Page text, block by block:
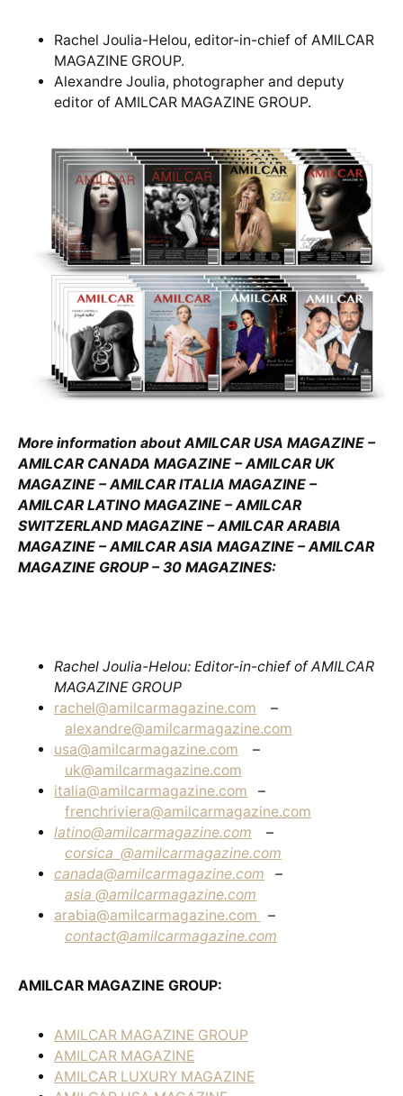
Rachel Joulia-Helou, editor-in-chief of AMILCAR
MAGAZINE GROUP.
Alexandre Joulia, photographer and deputy
editor of AMILCAR MAGAZINE GROUP.
More information about AMILCAR USA MAGAZINE –
AMILCAR CANADA MAGAZINE – AMILCAR UK
MAGAZINE – AMILCAR ITALIA MAGAZINE –
AMILCAR LATINO MAGAZINE – AMILCAR
SWITZERLAND MAGAZINE – AMILCAR ARABIA
MAGAZINE – AMILCAR ASIA MAGAZINE – AMILCAR
MAGAZINE GROUP – 30 MAGAZINES:
Rachel Joulia-Helou: Editor-in-chief of AMILCAR
MAGAZINE GROUP
rachel@amilcarmagazine.com –
alexandre@amilcarmagazine.com
usa@amilcarmagazine.com –
uk@amilcarmagazine.com
italia@amilcarmagazine.com –
frenchriviera@amilcarmagazine.com
latino@amilcarmagazine.com –
corsica @amilcarmagazine.com
canada@amilcarmagazine.com –
asia @amilcarmagazine.com
arabia@amilcarmagazine.com
–
contact@amilcarmagazine.com
AMILCAR MAGAZINE GROUP:
AMILCAR MAGAZINE GROUP
AMILCAR MAGAZINE
AMILCAR LUXURY MAGAZINE